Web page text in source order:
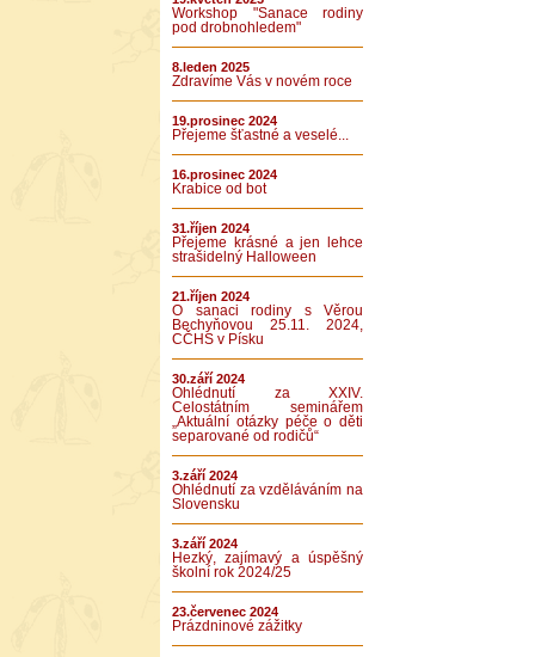
Workshop "Sanace rodiny
pod drobnohledem"
8.leden 2025
Zdravíme Vás v novém roce
19.prosinec 2024
Přejeme šťastné a veselé...
16.prosinec 2024
Krabice od bot
31.říjen 2024
Přejeme krásné a jen lehce
strašidelný Halloween
21.říjen 2024
O sanaci rodiny s Věrou
Bechyňovou 25.11. 2024,
CČHS v Písku
30.září 2024
Ohlédnutí za XXIV.
Celostátním seminářem
„Aktuální otázky péče o děti
separované od rodičů“
3.září 2024
Ohlédnutí za vzděláváním na
Slovensku
3.září 2024
Hezký, zajímavý a úspěšný
školní rok 2024/25
23.červenec 2024
Prázdninové zážitky